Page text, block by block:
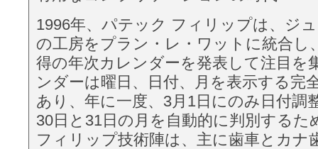
1996年、パテック フィリップは、ジ
の工房をプラン・レ・ワットに統合し
得の年次カレンダーを発表して注目を
ンダーは曜日、日付、月を表示する完
あり、年に一度、3月1日にのみ日付調
30日と31日の月を自動的に判別するた
フィリップ技術陣は、主に歯車とカナ